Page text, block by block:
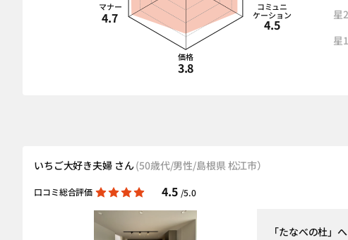
コミュニ
ケーション
4.5
価格
3.8
マナー
4.7
星
星
いちご大好き夫婦 さん(50歳代/男性/島根県 松江市）
口コミ総合評価 4.5 /5.0
「たなべの杜」